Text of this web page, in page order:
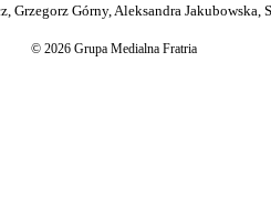
Górny, Aleksandra
© 2026 Grupa Medialna Fratria